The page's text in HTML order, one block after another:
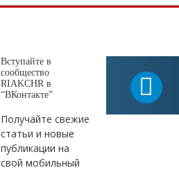
Вступайте в
сообщество
RIAKCHR в
“ВКонтакте”
Получайте свежие
статьи и новые
публикации на
свой мобильный